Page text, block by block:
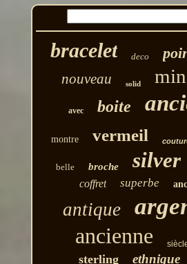
bracelet deco
nouveau solid
avec boite
montre vermeil
belle broche silver
coffret superbe
antique
ancienne
sterling ethnique